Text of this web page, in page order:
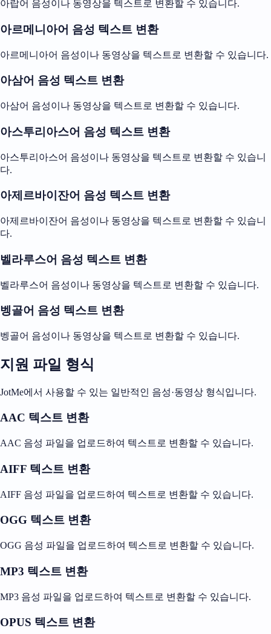
아랍어 음성이나 동영상을 텍스트로 변환할 수 있습니다.
아르메니아어 음성 텍스트 변환
아르메니아어 음성이나 동영상을 텍스트로 변환할 수 있습니다.
아삼어 음성 텍스트 변환
아삼어 음성이나 동영상을 텍스트로 변환할 수 있습니다.
아스투리아스어 음성 텍스트 변환
아스투리아스어 음성이나 동영상을 텍스트로 변환할 수 있습니
다.
아제르바이잔어 음성 텍스트 변환
아제르바이잔어 음성이나 동영상을 텍스트로 변환할 수 있습니
다.
벨라루스어 음성 텍스트 변환
벨라루스어 음성이나 동영상을 텍스트로 변환할 수 있습니다.
벵골어 음성 텍스트 변환
벵골어 음성이나 동영상을 텍스트로 변환할 수 있습니다.
지원 파일 형식
JotMe에서 사용할 수 있는 일반적인 음성·동영상 형식입니다.
AAC 텍스트 변환
AAC 음성 파일을 업로드하여 텍스트로 변환할 수 있습니다.
AIFF 텍스트 변환
AIFF 음성 파일을 업로드하여 텍스트로 변환할 수 있습니다.
OGG 텍스트 변환
OGG 음성 파일을 업로드하여 텍스트로 변환할 수 있습니다.
MP3 텍스트 변환
MP3 음성 파일을 업로드하여 텍스트로 변환할 수 있습니다.
OPUS 텍스트 변환